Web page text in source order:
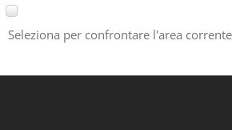
Seleziona per confrontare l'area